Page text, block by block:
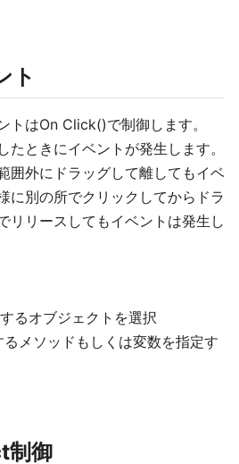
ト
トはOn Click()で制御します。
たときにイベントが発生します。
囲外にドラッグして離してもイベ
に別の所でクリックしてからドラ
リリースしてもイベントは発生し
るオブジェクトを選択
メソッドもしくは変数を指定す
制御